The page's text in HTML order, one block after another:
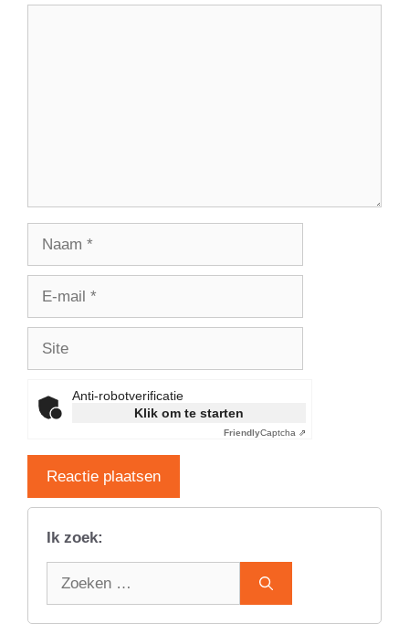
Anti-robotverificatie
Klik om te starten
FriendlyCaptcha ⇗
Ik zoek: